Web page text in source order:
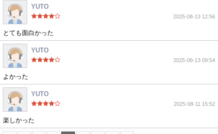
YUTO
2025-08-13 12:56
とても面白かった
YUTO
2025-08-13 09:54
よかった
YUTO
2025-08-11 15:52
楽しかった